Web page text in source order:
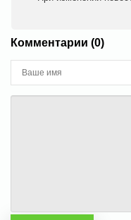
Комментарии (0)